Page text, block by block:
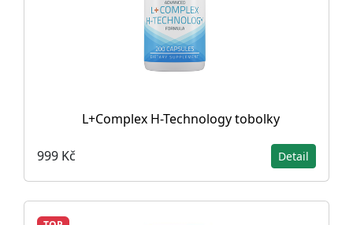
L+Complex H-Technology tobolky
999 Kč Detail